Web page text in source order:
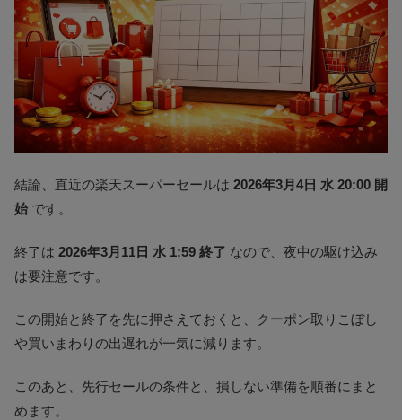
結論、直近の楽天スーパーセールは 2026年3月4日 水 20:00 開
始 です。
終了は 2026年3月11日 水 1:59 終了 なので、夜中の駆け込み
は要注意です。
この開始と終了を先に押さえておくと、クーポン取りこぼし
や買いまわりの出遅れが一気に減ります。
このあと、先行セールの条件と、損しない準備を順番にまと
めます。